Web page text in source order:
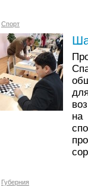
Спорт
на
Губерния